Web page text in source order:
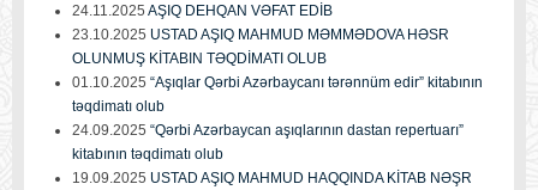
24.11.2025 AŞIQ DEHQAN VƏFAT EDİB
23.10.2025 USTAD AŞIQ MAHMUD MƏMMƏDOVA HƏSR
OLUNMUŞ KİTABIN TƏQDİMATI OLUB
01.10.2025 “Aşıqlar Qərbi Azərbaycanı tərənnüm edir” kitabının
təqdimatı olub
24.09.2025 “Qərbi Azərbaycan aşıqlarının dastan repertuarı”
kitabının təqdimatı olub
19.09.2025 USTAD AŞIQ MAHMUD HAQQINDA KİTAB NƏŞR